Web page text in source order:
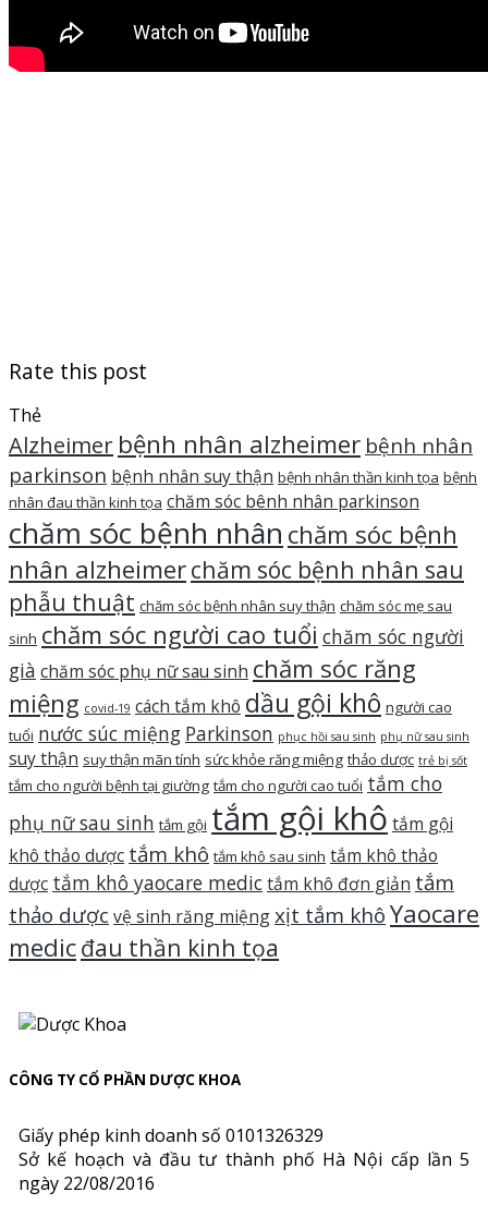
Rate this post
Thẻ
Alzheimer bệnh nhân alzheimer bệnh nhân
parkinson bệnh nhân suy thận bệnh nhân thần kinh tọa bệnh
nhân đau thần kinh tọa chăm sóc bênh nhân parkinson
chăm sóc bệnh nhân chăm sóc bệnh
nhân alzheimerchăm sóc bệnh nhân sau
phẫu thuật chăm sóc bệnh nhân suy thận chăm sóc mẹ sau
sinh chăm sóc người cao tuổi chăm sóc người
già chăm sóc phụ nữ sau sinh chăm sóc răng
miệng covid-19 cách tắm khô dầu gội khô người cao
tuổi nước súc miệng Parkinson phục hồi sau sinh phụ nữ sau sinh
suy thận suy thận mãn tính sức khỏe răng miệng thảo dược trẻ bị sốt
tắm cho người bệnh tại giường tắm cho người cao tuổi tắm cho
phụ nữ sau sinh tắm gội tắm gội khô tắm gội
khô thảo dược tắm khô tắm khô sau sinh tắm khô thảo
dược tắm khô yaocare medictắm khô đơn giản tắm
thảo dược vệ sinh răng miệngxịt tắm khôYaocare
medicđau thần kinh tọa
CÔNG TY CỔ PHẦN DƯỢC KHOA
Giấy phép kinh doanh số 0101326329
Sở kế hoạch và đầu tư thành phố Hà Nội cấp lần 5
ngày 22/08/2016